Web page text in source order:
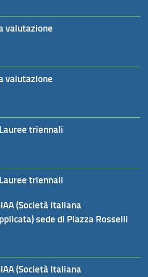
valutazione
valutazione
triennali
triennali
(Società Italiana
sede di Piazza Rosselli
(Società Italiana